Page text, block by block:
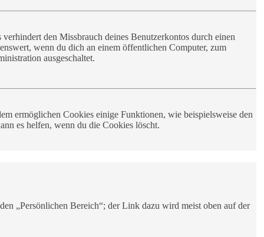
den Missbrauch deines Benutzerkontos durch einen
wenn du dich an einem öffentlichen Computer, zum
ausgeschaltet.
ermöglichen Cookies einige Funktionen, wie beispielsweise den
es helfen, wenn du die Cookies löscht.
„Persönlichen Bereich“; der Link dazu wird meist oben auf der